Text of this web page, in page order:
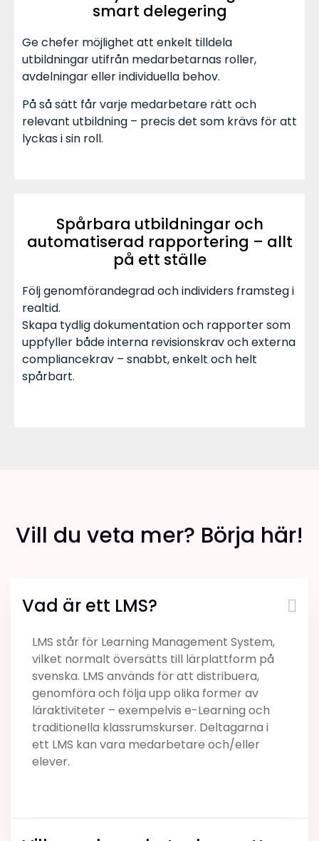
smart delegering
Ge chefer möjlighet att enkelt tilldela
utbildningar utifrån medarbetarnas roller,
avdelningar eller individuella behov.
På så sätt får varje medarbetare rätt och
relevant utbildning – precis det som krävs för att
lyckas i sin roll.
Spårbara utbildningar och
automatiserad rapportering – allt
på ett ställe
Följ genomförandegrad och individers framsteg i
realtid.
Skapa tydlig dokumentation och rapporter som
uppfyller både interna revisionskrav och externa
compliancekrav – snabbt, enkelt och helt
spårbart.
Vill du veta mer? Börja här!
Vad är ett LMS?
LMS står för Learning Management System,
vilket normalt översätts till lärplattform på
svenska. LMS används för att distribuera,
genomföra och följa upp olika former av
läraktiviteter – exempelvis e-Learning och
traditionella klassrumskurser. Deltagarna i
ett LMS kan vara medarbetare och/eller
elever.